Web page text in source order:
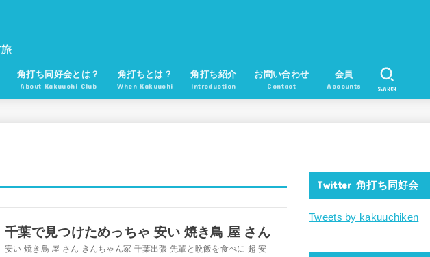
角打ち同好会とは？
About Kakuuchi Club
角打ちとは？
When Kakuuchi
角打ち紹介
Introduction
お問い合わせ
Contact
会員
Accounts SEARCH
千葉で見つけためっちゃ 安い 焼き鳥 屋 さん
安い 焼き鳥 屋 さん きんちゃん家 千葉出張 先輩と晩飯を食べに 超 安
Twitter 角打ち同好会
Tweets by kakuuchiken